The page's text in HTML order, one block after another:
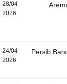
28/04
2026
24/04
2026
Persib